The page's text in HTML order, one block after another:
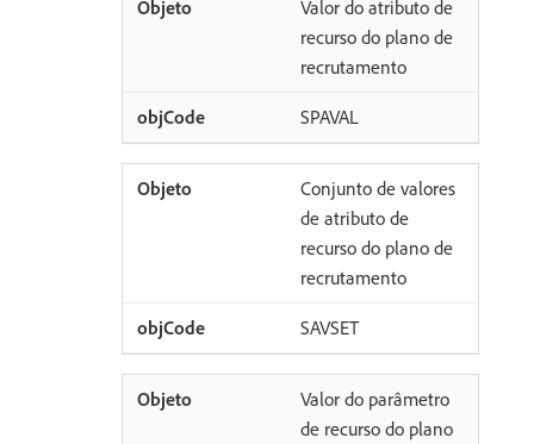
Valor do atributo de
recurso do plano de
recrutamento
SPAVAL
Conjunto de valores
de atributo de
recurso do plano de
recrutamento
SAVSET
Valor do parâmetro
de recurso do plano